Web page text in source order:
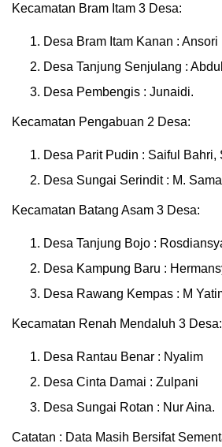
Kecamatan Bram Itam 3 Desa:
Desa Bram Itam Kanan : Ansori
Desa Tanjung Senjulang :
Desa Pembengis : Junaidi.
Kecamatan Pengabuan 2 Desa:
Desa Parit Pudin : Saiful Bahri,
Desa Sungai Serindit : M.
Kecamatan Batang Asam 3 Desa:
Desa Tanjung Bojo :
Desa Kampung Baru :
Desa Rawang Kempas : M
Kecamatan Renah Mendaluh 3 Desa:
Desa Rantau Benar : Nyalim
Desa Cinta Damai : Zulpani
Desa Sungai Rotan : Nur Aina.
Catatan : Data Masih Bersifat